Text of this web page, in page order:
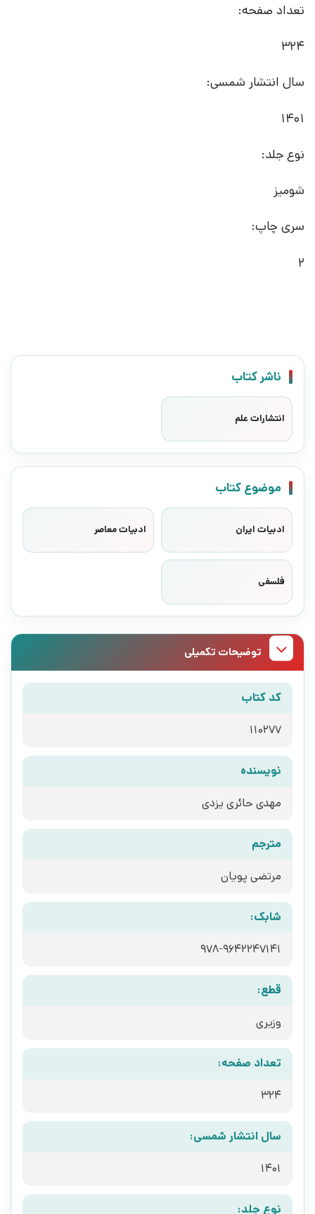
تعداد صفحه:
324
سال انتشار شمسی:
1401
نوع جلد:
شومیز
سری چاپ:
2
ناشر کتاب
انتشارات علم
موضوع کتاب
ادبیات ایران ادبیات معاصر
فلسفی
توضیحات تکمیلی
کد کتاب
110277
نویسنده
مهدی حائری یزدی
مترجم
مرتضی پویان
شابک:
978-9642247141
قطع:
وزیری
تعداد صفحه:
324
سال انتشار شمسی:
1401
نوع جلد: